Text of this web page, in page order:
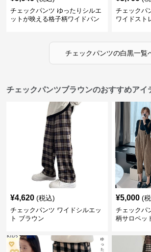
チェックパンツ ゆったりシルエ
ットが映える格子柄ワイドパン
チェックパ
ワイドスト
チェックパンツの白黒一覧
チェックパンツブラウンのおすすめアイ
¥4,620 (税込)
チェックパンツ ワイドシルエッ
ト ブラウン
¥5,000 (
チェックパ
柄サロペッ